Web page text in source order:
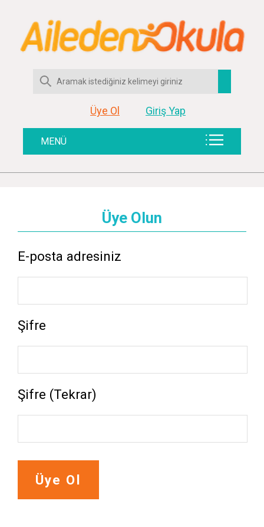
Üye Ol Giriş Yap
MENÜ
Üye Olun
E-posta adresiniz
Şifre
Şifre (Tekrar)
Üye Ol